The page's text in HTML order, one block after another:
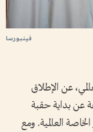
فينبورسا
عن الإطلاق
عن بداية حقبة
العالمية. ومع